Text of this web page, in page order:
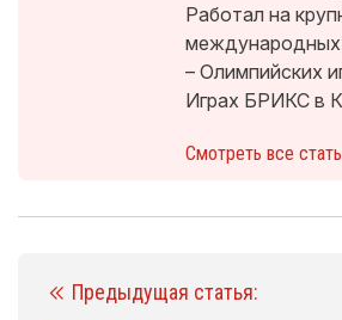
Работал на
международных
– Олимпийских
Играх БРИКС в
Смотреть все
Предыдущая статья: